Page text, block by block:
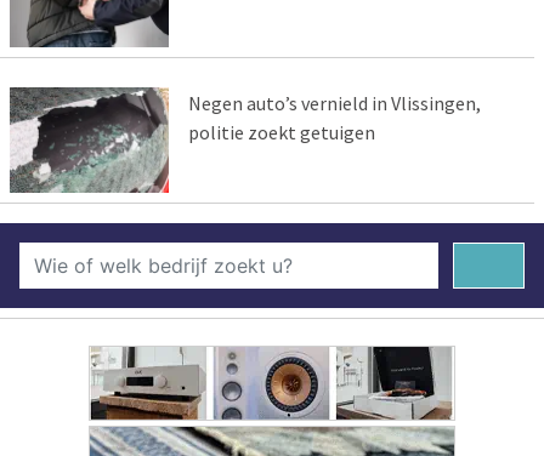
Negen auto’s vernield in Vlissingen,
politie zoekt getuigen